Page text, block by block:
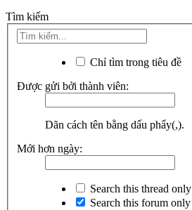
Tìm kiếm
Chỉ tìm trong tiêu đề
Được gửi bởi thành viên:
Dãn cách tên bằng dấu phẩy(,).
Mới hơn ngày:
Search this thread only
Search this forum only